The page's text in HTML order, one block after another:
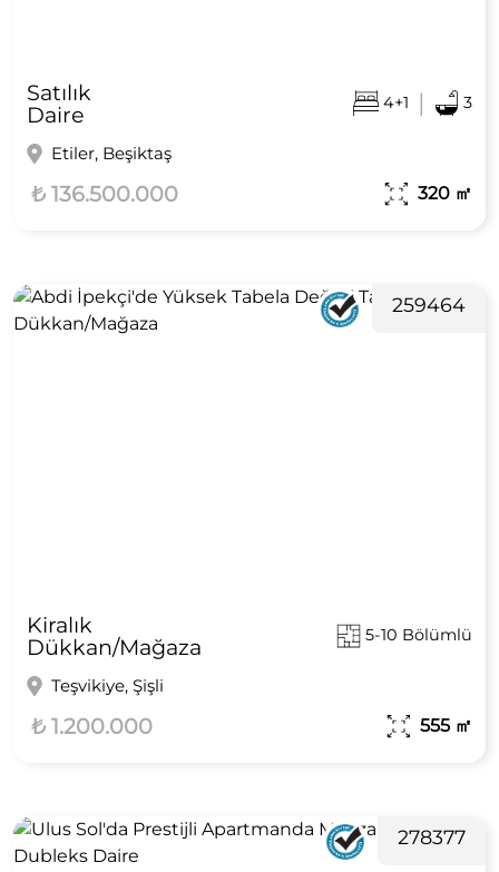
Satılık
Daire
4+1 | 3
Etiler, Beşiktaş
₺ 136.500.000 320 ㎡
259464
Kiralık
Dükkan/Mağaza
5-10 Bölümlü
Teşvikiye, Şişli
₺ 1.200.000 555 ㎡
278377